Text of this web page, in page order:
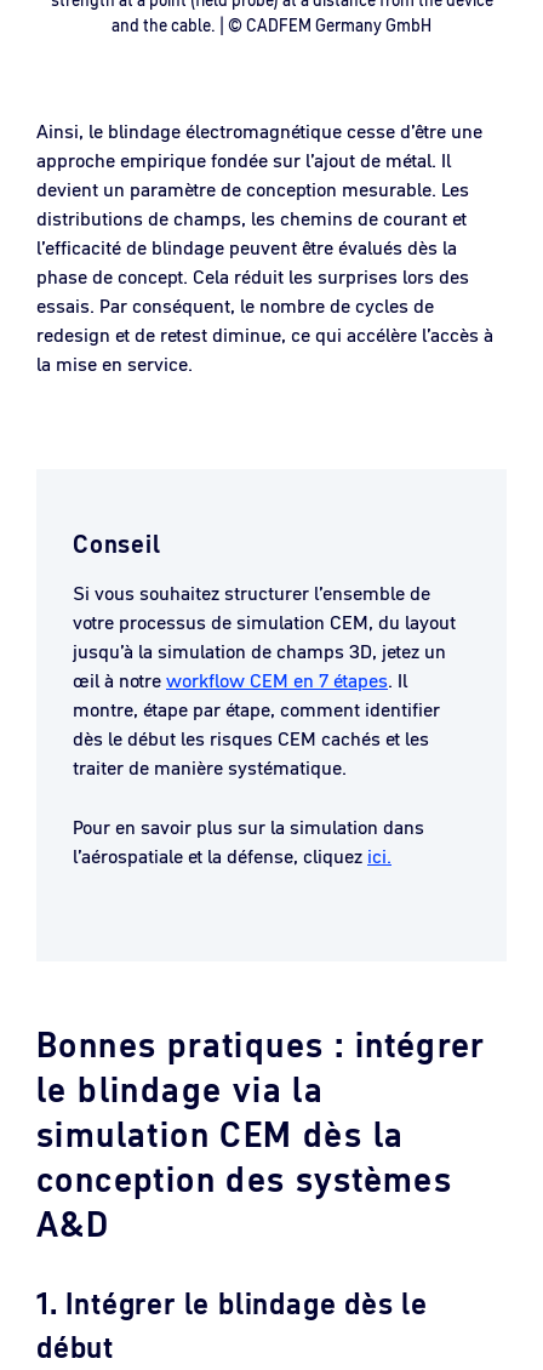
and the cable. | © CADFEM Germany GmbH
Ainsi, le blindage électromagnétique cesse d’être une
approche empirique fondée sur l’ajout de métal. Il
devient un paramètre de conception mesurable. Les
distributions de champs, les chemins de courant et
l’efficacité de blindage peuvent être évalués dès la
phase de concept. Cela réduit les surprises lors des
essais. Par conséquent, le nombre de cycles de
redesign et de retest diminue, ce qui accélère l’accès à
la mise en service.
Conseil
Si vous souhaitez structurer l’ensemble de
votre processus de simulation CEM, du layout
jusqu’à la simulation de champs 3D, jetez un
œil à notreworkflow CEM en 7 étapes. Il
montre, étape par étape, comment identifier
dès le début les risques CEM cachés et les
traiter de manière systématique.
Pour en savoir plus sur la simulation dans
l’aérospatiale et la défense, cliquez ici.
Bonnes pratiques : intégrer
le blindage via la
simulation CEM dès la
conception des systèmes
A&D
1. Intégrer le blindage dès le
début